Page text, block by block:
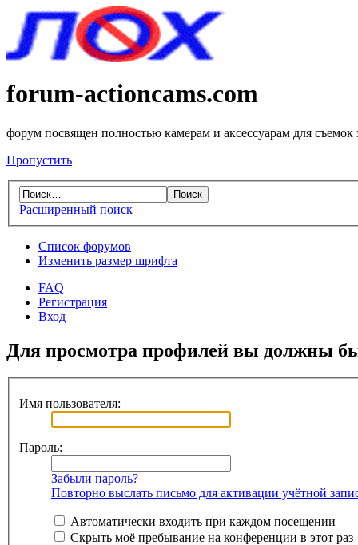
forum-actioncams.com
форум посвящен полностью камерам и аксессуарам для съемок
Пропустить
Расширенный поиск
Список форумов
Изменить размер шрифта
FAQ
Регистрация
Вход
Для просмотра профилей вы должны
Имя пользователя:
Пароль:
Забыли пароль?
Повторно выслать письмо для активации учётной
Автоматически входить при каждом посещении
Скрыть моё пребывание на конференции в этот раз